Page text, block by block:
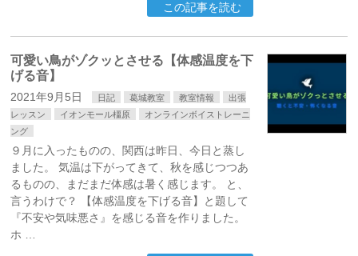
この記事を読む
可愛い鳥がゾクッとさせる【体感温度を下
げる音】
2021年9月5日 日記 葛城教室 教室情報
出張
レッスン
イオンモール橿原
オンラインボイストレーニ
ング
９月に入ったものの、関西は昨日、今日と蒸し
ました。 気温は下がってきて、秋を感じつつあ
るものの、まだまだ体感は暑く感じます。 と、
言うわけで？ 【体感温度を下げる音】と題して
『不安や気味悪さ』を感じる音を作りました。
ホ …